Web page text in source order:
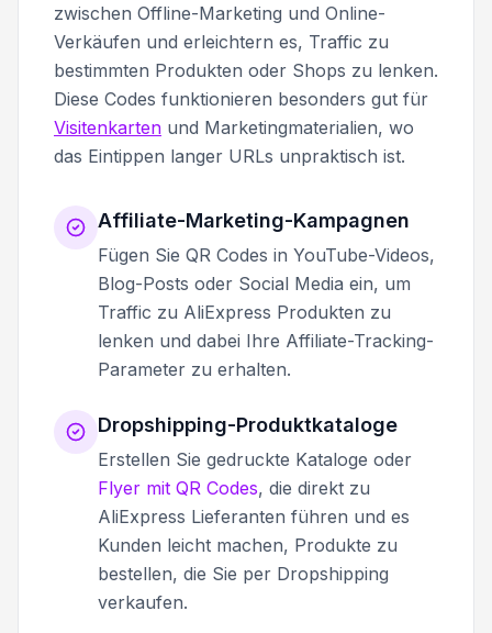
zwischen Offline-Marketing und Online-
Verkäufen und erleichtern es, Traffic zu
bestimmten Produkten oder Shops zu lenken.
Diese Codes funktionieren besonders gut für
Visitenkarten und Marketingmaterialien, wo
das Eintippen langer URLs unpraktisch ist.
Affiliate-Marketing-Kampagnen
Fügen Sie QR Codes in YouTube-Videos,
Blog-Posts oder Social Media ein, um
Traffic zu AliExpress Produkten zu
lenken und dabei Ihre Affiliate-Tracking-
Parameter zu erhalten.
Dropshipping-Produktkataloge
Erstellen Sie gedruckte Kataloge oder
Flyer mit QR Codes, die direkt zu
AliExpress Lieferanten führen und es
Kunden leicht machen, Produkte zu
bestellen, die Sie per Dropshipping
verkaufen.